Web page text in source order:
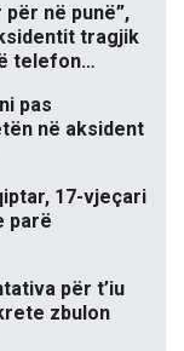
për në punë”,
tragjik
telefon…
pas
në aksident
17-vjeçari
parë
për t’iu
zbulon